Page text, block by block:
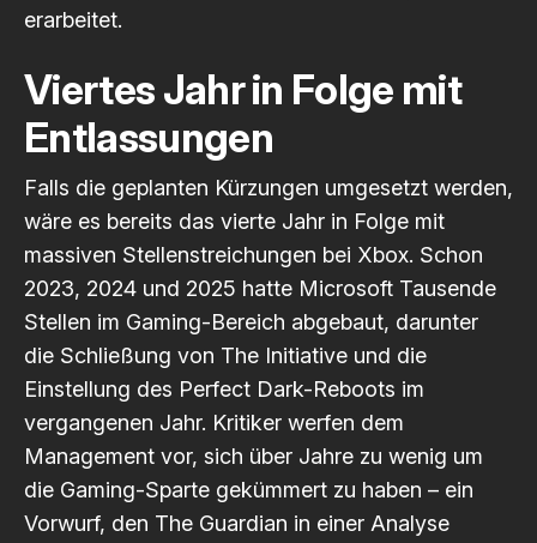
erarbeitet.
Viertes Jahr in Folge mit
Entlassungen
Falls die geplanten Kürzungen umgesetzt werden,
wäre es bereits das vierte Jahr in Folge mit
massiven Stellenstreichungen bei Xbox. Schon
2023, 2024 und 2025 hatte Microsoft Tausende
Stellen im Gaming-Bereich abgebaut, darunter
die Schließung von The Initiative und die
Einstellung des Perfect Dark-Reboots im
vergangenen Jahr. Kritiker werfen dem
Management vor, sich über Jahre zu wenig um
die Gaming-Sparte gekümmert zu haben – ein
Vorwurf, den The Guardian in einer Analyse